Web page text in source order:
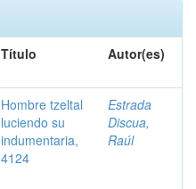
Título Autor(es)
Hombre tzeltal
luciendo su
indumentaria,
4124
Estrada
Discua,
Raúl